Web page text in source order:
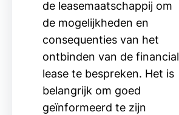
de leasemaatschappij om
de mogelijkheden en
consequenties van het
ontbinden van de financial
lease te bespreken. Het is
belangrijk om goed
geïnformeerd te zijn